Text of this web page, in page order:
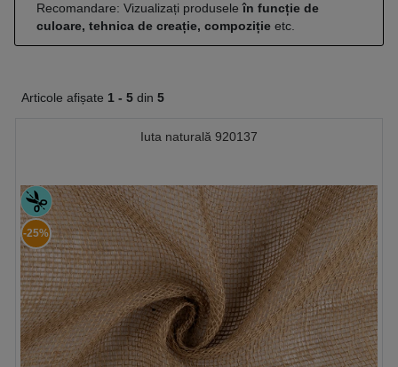
Recomandare: Vizualizați produseleîn funcție de
culoare, tehnica de creație, compoziție etc.
Articole afișate 1 - 5 din 5
Iuta naturală 920137
-25%